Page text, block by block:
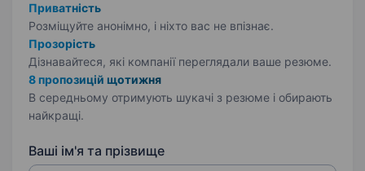
Приватність
Розміщуйте анонімно, і ніхто вас не впізнає.
Прозорість
Дізнавайтеся, які компанії переглядали ваше резюме.
8 пропозицій щотижня
В середньому отримують шукачі з резюме і обирають
найкращі.
Ваші ім'я та прізвище